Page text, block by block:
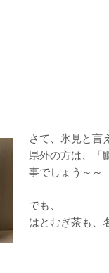
さて、氷見と言
県外の方は、「
事でしょう～～
でも、
はとむぎ茶も、